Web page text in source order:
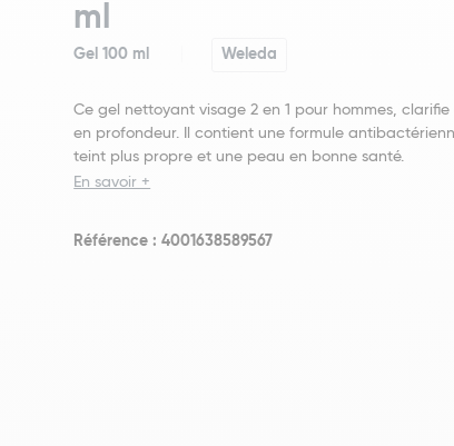
ml
Gel 100 ml Weleda
Ce gel nettoyant visage 2 en 1 pour hommes,
en profondeur. Il contient une formule
teint plus propre et une peau en bonne santé.
En savoir +
Référence : 4001638589567